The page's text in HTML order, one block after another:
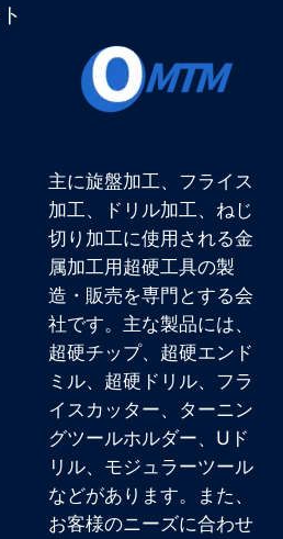
主に旋盤加工、フライス
加工、ドリル加工、ねじ
切り加工に使用される金
属加工用超硬工具の製
造・販売を専門とする会
社です。主な製品には、
超硬チップ、超硬エンド
ミル、超硬ドリル、フラ
イスカッター、ターニン
グツールホルダー、Uド
リル、モジュラーツール
などがあります。また、
お客様のニーズに合わせ